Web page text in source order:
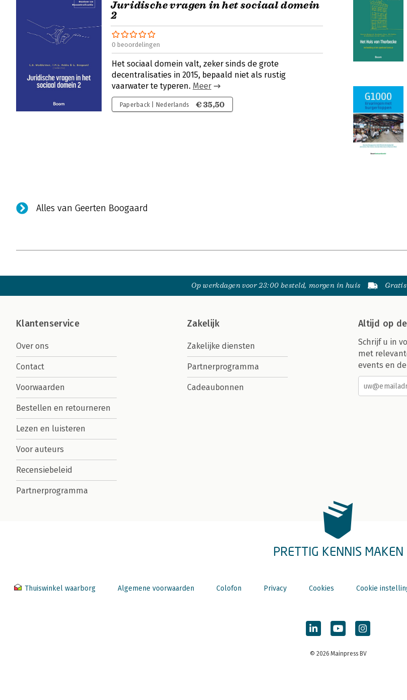
Juridische vragen in het sociaal domein
2
0 beoordelingen
Het sociaal domein valt, zeker sinds de grote
decentralisaties in 2015, bepaald niet als rustig
vaarwater te typeren. Meer
Paperback | Nederlands € 35,50
Alles van Geerten Boogaard
Op werkdagen voor 23:00 besteld, morgen in huis
Klantenservice
Over ons
Contact
Voorwaarden
Bestellen en retourneren
Lezen en luisteren
Voor auteurs
Recensiebeleid
Partnerprogramma
Zakelijk
Zakelijke diensten
Partnerprogramma
Cadeaubonnen
Altijd op
Schrijf u in
met
events en
PRETTIG KENNIS MAKEN
Thuiswinkel waarborg Algemene voorwaarden Colofon Privacy Cookies Cookie
© 2026 Mainpress BV